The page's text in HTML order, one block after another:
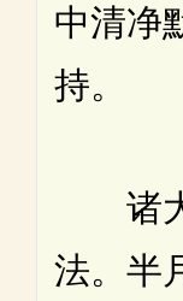
中清净
持。
诸大
法。半